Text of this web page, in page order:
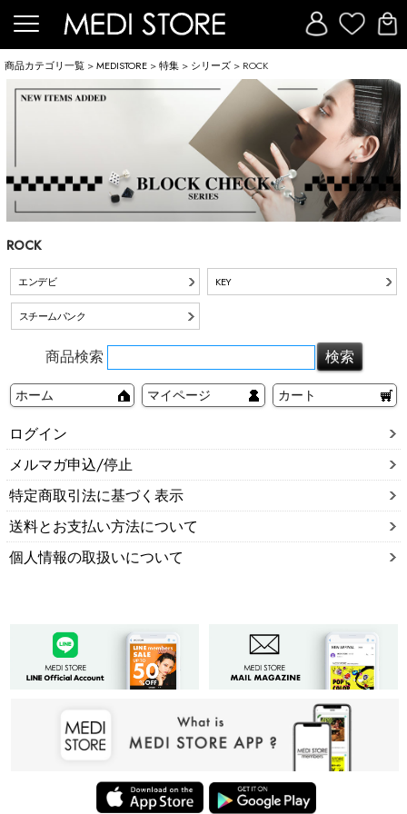
商品カテゴリ一覧 >MEDISTORE >特集 > シリーズ > ROCK
ROCK
エンデビ KEY
スチームパンク
商品検索
ホーム マイページ カート
ログイン
メルマガ申込/停止
特定商取引法に基づく表示
送料とお支払い方法について
個人情報の取扱いについて